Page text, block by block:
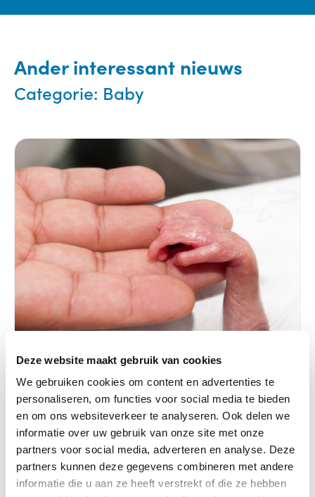
Deze website maakt gebruik van cookies
We gebruiken cookies om content en advertenties te
personaliseren, om functies voor social media te bieden
en om ons websiteverkeer te analyseren. Ook delen we
informatie over uw gebruik van onze site met onze
partners voor social media, adverteren en analyse. Deze
partners kunnen deze gegevens combineren met andere
informatie die u aan ze heeft verstrekt of die ze hebben
Ander interessant nieuws
Categorie: Baby
Baby, Onderzoek
26-11-2023
AI-model voorspelt verstandelijke